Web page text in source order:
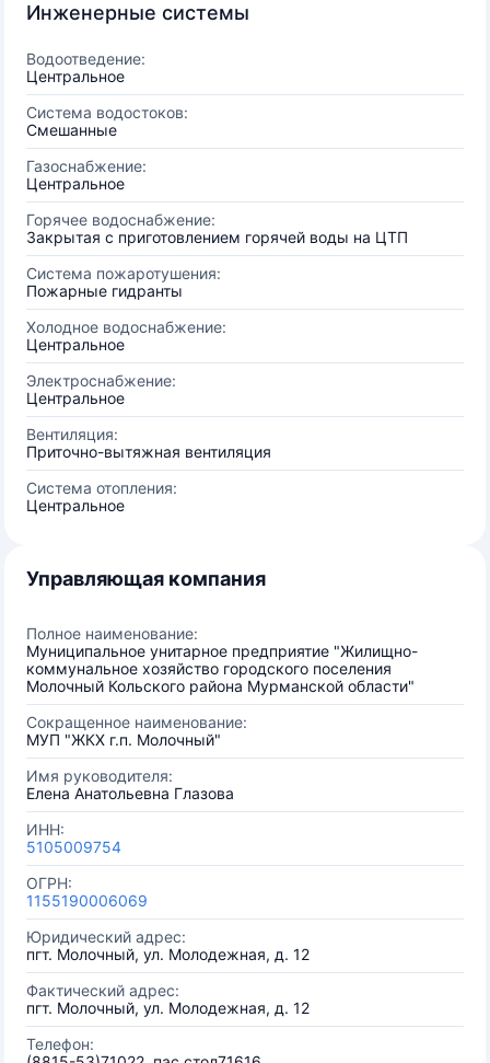
Инженерные системы
Водоотведение:
Центральное
Система водостоков:
Смешанные
Газоснабжение:
Центральное
Горячее водоснабжение:
Закрытая с приготовлением горячей воды на ЦТП
Система пожаротушения:
Пожарные гидранты
Холодное водоснабжение:
Центральное
Электроснабжение:
Центральное
Вентиляция:
Приточно-вытяжная вентиляция
Система отопления:
Центральное
Управляющая компания
Полное наименование:
Муниципальное унитарное предприятие "Жилищно-
коммунальное хозяйство городского поселения
Молочный Кольского района Мурманской области"
Сокращенное наименование:
МУП "ЖКХ г.п. Молочный"
Имя руководителя:
Елена Анатольевна Глазова
ИНН:
5105009754
ОГРН:
1155190006069
Юридический адрес:
пгт. Молочный, ул. Молодежная, д. 12
Фактический адрес:
пгт. Молочный, ул. Молодежная, д. 12
Телефон: